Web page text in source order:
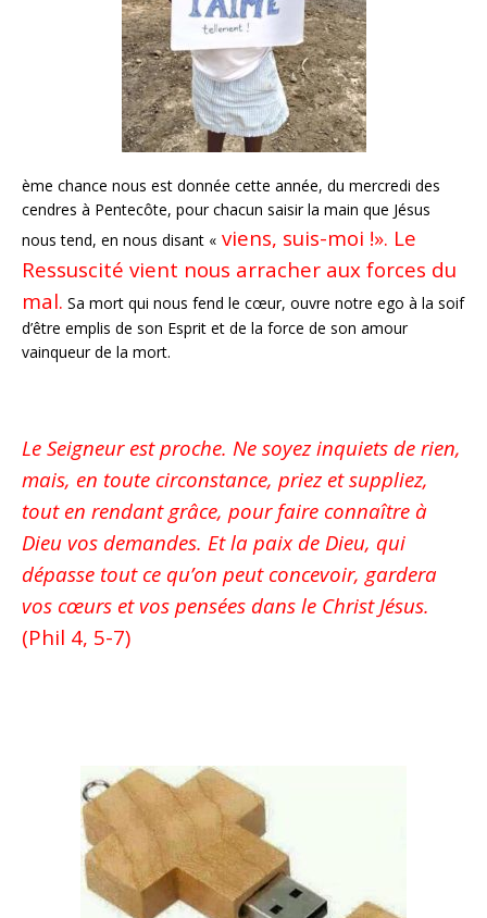
ème chance nous est donnée cette année, du mercredi des
cendres à Pentecôte, pour chacun saisir la main que Jésus
nous tend, en nous disant « viens, suis-moi !». Le
Ressuscité vient nous arracher aux forces du
mal. Sa mort qui nous fend le cœur, ouvre notre ego à la soif
d’être emplis de son Esprit et de la force de son amour
vainqueur de la mort.
Le Seigneur est proche. Ne soyez inquiets de rien,
mais, en toute circonstance, priez et suppliez,
tout en rendant grâce, pour faire connaître à
Dieu vos demandes. Et la paix de Dieu, qui
dépasse tout ce qu’on peut concevoir, gardera
vos cœurs et vos pensées dans le Christ Jésus.
(Phil 4, 5-7)